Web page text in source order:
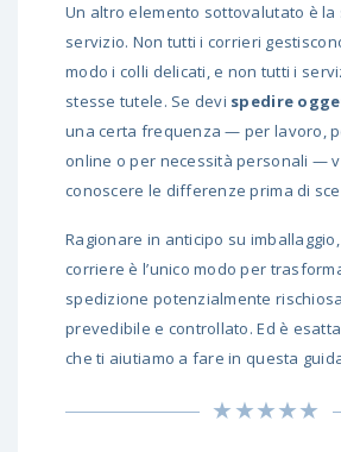
Un altro elemento sottovalutato è la
servizio. Non tutti i corrieri
modo i colli delicati, e non tutti i
stesse tutele. Se devi spedire
una certa frequenza — per lavoro,
online o per necessità personali —
conoscere le differenze prima di
Ragionare in anticipo su
corriere è l’unico modo per
spedizione potenzialmente
prevedibile e controllato. Ed è
che ti aiutiamo a fare in questa